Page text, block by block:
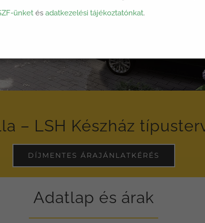
ünket ésadatkezelési tájékoztatónkat.
– LSH Készház
DÍJMENTES ÁRAJÁNLATKÉRÉS
Adatlap és árak